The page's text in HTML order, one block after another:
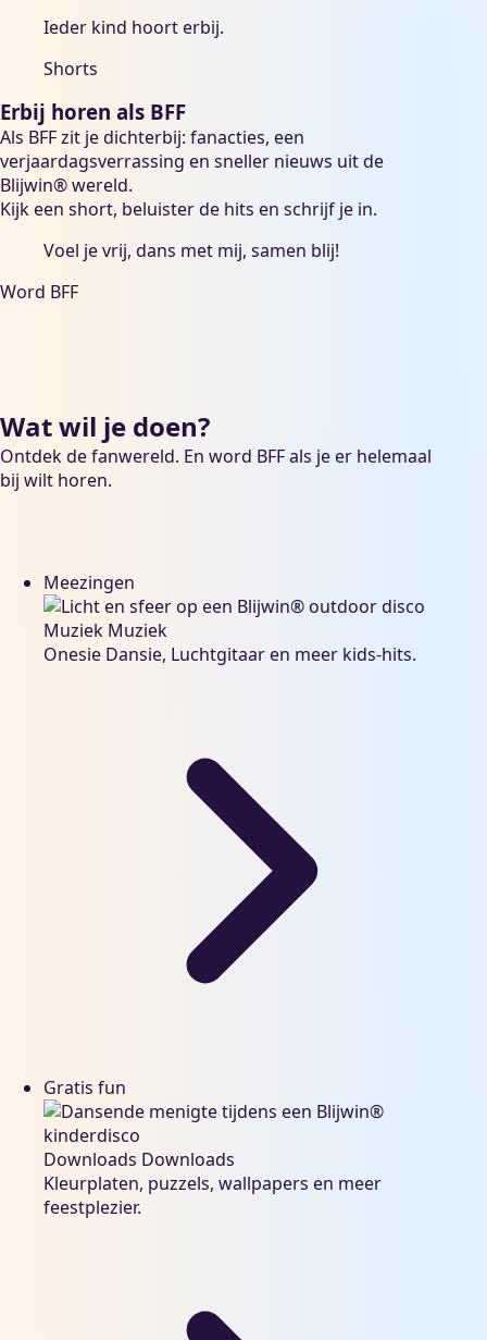
Ieder kind hoort erbij.
Shorts
Erbij horen als BFF
Als BFF zit je dichterbij: fanacties, een
verjaardagsverrassing en sneller nieuws uit de
Blijwin® wereld.
Kijk een short, beluister de hits en schrijf je in.
Voel je vrij, dans met mij, samen blij!
Word BFF
Wat wil je doen?
Ontdek de fanwereld. En word BFF als je er helemaal
bij wilt horen.
Meezingen
Muziek Muziek
Onesie Dansie, Luchtgitaar en meer kids-hits.
Gratis fun
Downloads Downloads
Kleurplaten, puzzels, wallpapers en meer
feestplezier.